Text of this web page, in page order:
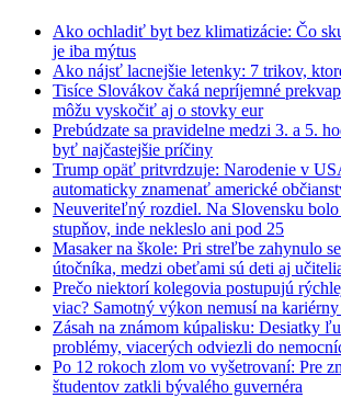
Ako ochladiť byt bez klimatizácie: Čo
je iba mýtus
Ako nájsť lacnejšie letenky: 7 trikov,
Tisíce Slovákov čaká nepríjemné
môžu vyskočiť aj o stovky eur
Prebúdzate sa pravidelne medzi 3. a 5.
byť najčastejšie príčiny
Trump opäť pritvrdzuje: Narodenie v
automaticky znamenať americké
Neuveriteľný rozdiel. Na Slovensku
stupňov, inde nekleslo ani pod 25
Masaker na škole: Pri streľbe zahynulo
útočníka, medzi obeťami sú deti aj
Prečo niektorí kolegovia postupujú
viac? Samotný výkon nemusí na
Zásah na známom kúpalisku: Desiatky
problémy, viacerých odviezli do
Po 12 rokoch zlom vo vyšetrovaní: Pre
študentov zatkli bývalého guvernéra